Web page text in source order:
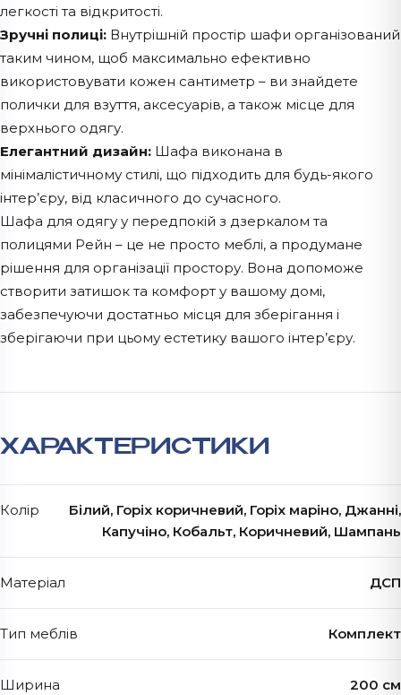
легкості та відкритості.
Зручні полиці: Внутрішній простір шафи організований
таким чином, щоб максимально ефективно
використовувати кожен сантиметр – ви знайдете
полички для взуття, аксесуарів, а також місце для
верхнього одягу.
Елегантний дизайн: Шафа виконана в
мінімалістичному стилі, що підходить для будь-якого
інтер’єру, від класичного до сучасного.
Шафа для одягу у передпокій з дзеркалом та
полицями Рейн – це не просто меблі, а продумане
рішення для організації простору. Вона допоможе
створити затишок та комфорт у вашому домі,
забезпечуючи достатньо місця для зберігання і
зберігаючи при цьому естетику вашого інтер’єру.
ХАРАКТЕРИСТИКИ
Колір
Білий, Горіх коричневий, Горіх маріно, Джанні,
Капучіно, Кобальт, Коричневий, Шампань
Матеріал ДСП
Тип меблів Комплект
Ширина 200 см